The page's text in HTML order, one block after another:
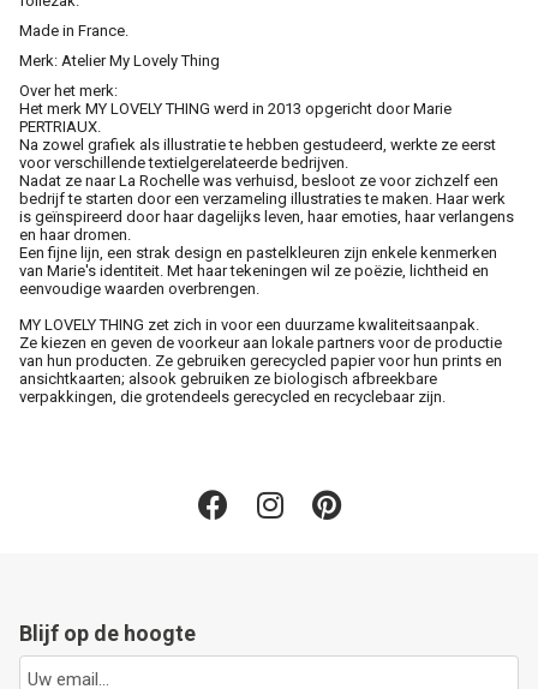
Made in France.
Merk: Atelier My Lovely Thing
Over het merk:
Het merk MY LOVELY THING werd in 2013 opgericht door Marie
PERTRIAUX.
Na zowel grafiek als illustratie te hebben gestudeerd, werkte ze eerst
voor verschillende textielgerelateerde bedrijven.
Nadat ze naar La Rochelle was verhuisd, besloot ze voor zichzelf een
bedrijf te starten door een verzameling illustraties te maken. Haar werk
is geïnspireerd door haar dagelijks leven, haar emoties, haar verlangens
en haar dromen.
Een fijne lijn, een strak design en pastelkleuren zijn enkele kenmerken
van Marie's identiteit. Met haar tekeningen wil ze poëzie, lichtheid en
eenvoudige waarden overbrengen.
MY LOVELY THING zet zich in voor een duurzame kwaliteitsaanpak.
Ze kiezen en geven de voorkeur aan lokale partners voor de productie
van hun producten. Ze gebruiken gerecycled papier voor hun prints en
ansichtkaarten; alsook gebruiken ze biologisch afbreekbare
verpakkingen, die grotendeels gerecycled en recyclebaar zijn.
Blijf op de hoogte